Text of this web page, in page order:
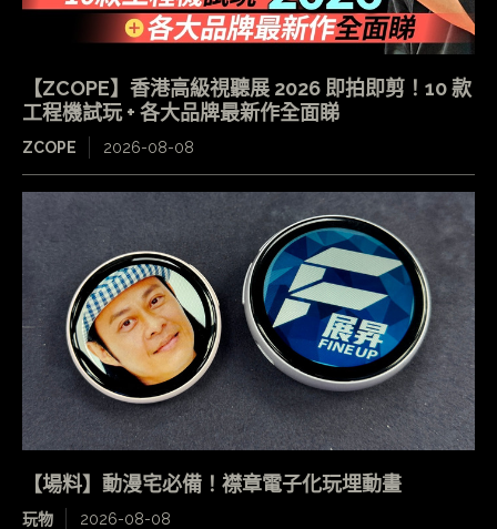
【ZCOPE】香港高級視聽展 2026 即拍即剪！10 款
工程機試玩 + 各大品牌最新作全面睇
ZCOPE 2026-08-08
【場料】動漫宅必備！襟章電子化玩埋動畫
玩物 2026-08-08